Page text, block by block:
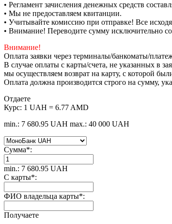
• Регламент зачисления денежных средств
• Мы не предоставляем квитанции.
• Учитывайте комиссию при отправке! Все
• Внимание! Переводите сумму исключительно
Внимание!
Оплата заявки через терминалы/банкоматы/
В случае оплаты с карты/счета, не указанных в
мы осуществляем возврат на карту, с которой
Оплата должна производится строго на сумму,
Отдаете
Курс: 1 UAH = 6.77 AMD
min.: 7 680.95 UAH max.: 40 000 UAH
Сумма*:
min.: 7 680.95 UAH
С карты*:
ФИО владельца карты*:
Получаете